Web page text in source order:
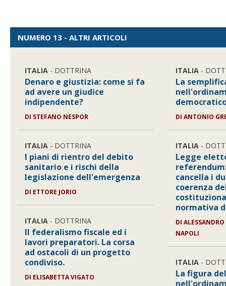
NUMERO 13 - ALTRI ARTICOLI
ITALIA - DOTTRINA
Denaro e giustizia: come si fa
ad avere un giudice
indipendente?
DI STEFANO NESPOR
ITALIA - DOTTRINA
I piani di rientro del debito
sanitario e i rischi della
legislazione dell'emergenza
DI ETTORE JORIO
ITALIA - DOTTRINA
Il federalismo fiscale ed i
lavori preparatori. La corsa
ad ostacoli di un progetto
condiviso.
DI ELISABETTA VIGATO
ITALIA -
La
DI ANTONIO
ITALIA -
Legge
cancella i
coerenza
normativa
DI
NAPOLI
ITALIA -
La figura